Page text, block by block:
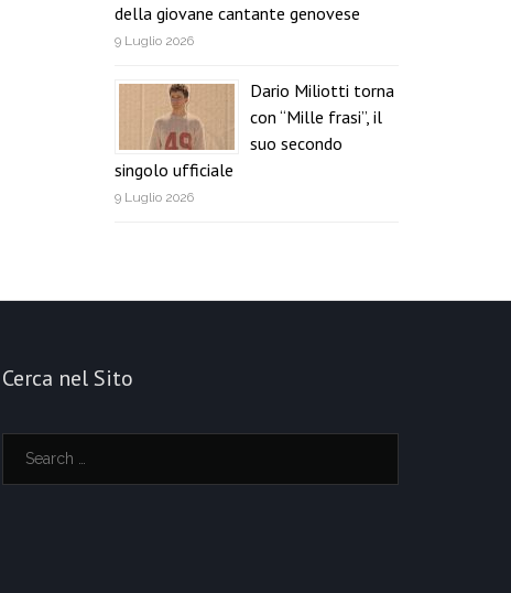
della giovane cantante genovese
9 Luglio 2026
Dario Miliotti torna
con “Mille frasi”, il
suo secondo
singolo ufficiale
9 Luglio 2026
Cerca nel Sito